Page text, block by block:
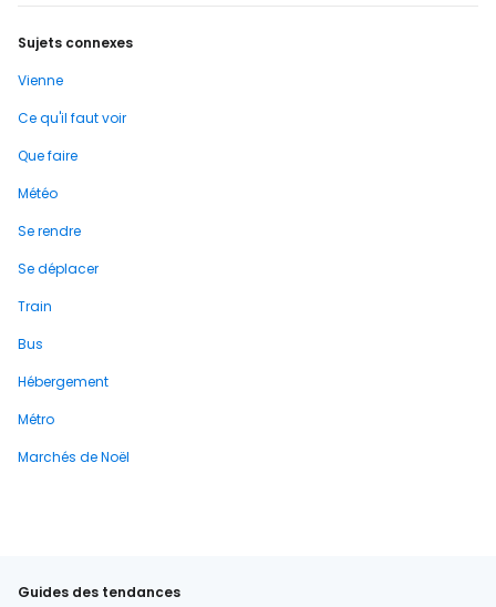
Sujets connexes
Vienne
Ce qu'il faut voir
Que faire
Météo
Se rendre
Se déplacer
Train
Bus
Hébergement
Métro
Marchés de Noël
Guides des tendances